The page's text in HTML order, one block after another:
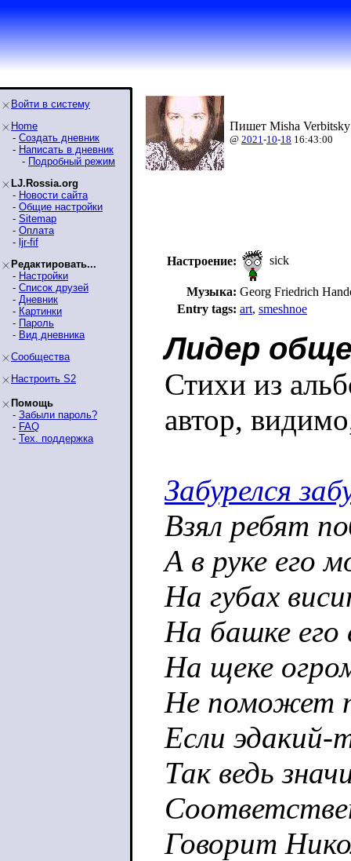
Войти в систему
Home
- Создать дневник
- Написать в дневник
- Подробный режим
LJ.Rossia.org
- Новости сайта
- Общие настройки
- Sitemap
- Оплата
- ljr-fif
Редактировать...
- Настройки
- Список друзей
- Дневник
- Картинки
- Пароль
- Вид дневника
Сообщества
Настроить S2
Помощь
- Забыли пароль?
- FAQ
- Тех. поддержка
Пишет Misha
@ 2021-10-18 16:43:00
Настроение: sick
Музыка: Georg Friedrich
Entry tags: art, smeshnoe
Лидер
Стихи из
автор,
Забурелся
Взял ребят
А в руке его
На губах
На башке его
На щеке
Не поможет
Если эдакий-
Так ведь
Говорит